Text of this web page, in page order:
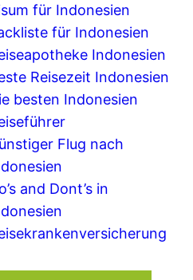
für Indonesien
für Indonesien
Indonesien
Reisezeit Indonesien
besten Indonesien
Flug nach
and Dont’s in